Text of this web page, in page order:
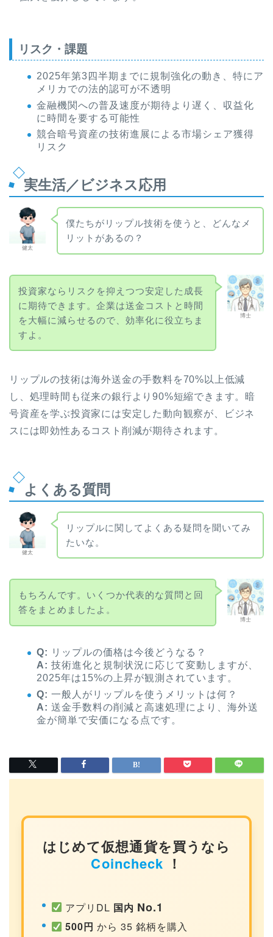
リスク・課題
2025年第3四半期までに規制強化の動き、特にア
メリカでの法的認可が不透明
金融機関への普及速度が期待より遅く、収益化
に時間を要する可能性
競合暗号資産の技術進展による市場シェア獲得
リスク
実生活／ビジネス応用
健太
僕たちがリップル技術を使うと、どんなメ
リットがあるの？
博士
投資家ならリスクを抑えつつ安定した成長
に期待できます。企業は送金コストと時間
を大幅に減らせるので、効率化に役立ちま
すよ。
リップルの技術は海外送金の手数料を70%以上低減
し、処理時間も従来の銀行より90%短縮できます。暗
号資産を学ぶ投資家には安定した動向観察が、ビジネ
スには即効性あるコスト削減が期待されます。
よくある質問
健太
リップルに関してよくある疑問を聞いてみ
たいな。
博士
もちろんです。いくつか代表的な質問と回
答をまとめましたよ。
Q: リップルの価格は今後どうなる？
A: 技術進化と規制状況に応じて変動しますが、
2025年は15%の上昇が観測されています。
Q: 一般人がリップルを使うメリットは何？
A: 送金手数料の削減と高速処理により、海外送
金が簡単で安価になる点です。
はじめて仮想通貨を買うなら
Coincheck ！
アプリDL 国内 No.1
500円 から 35 銘柄を購入